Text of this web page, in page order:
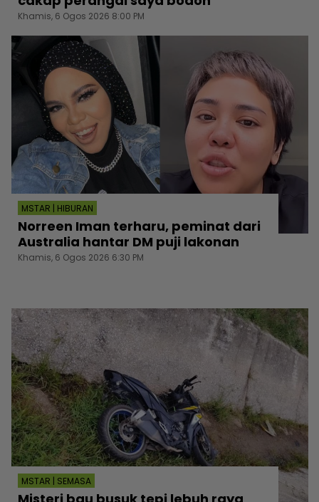
Khamis, 6 Ogos 2026 8:00 PM
MSTAR | HIBURAN
Norreen Iman terharu, peminat dari
Australia hantar DM puji lakonan
Khamis, 6 Ogos 2026 6:30 PM
MSTAR | SEMASA